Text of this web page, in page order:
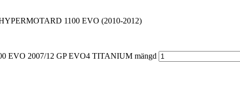
1100 EVO (2010-2012)
EVO 2007/12 GP EVO4 TITANIUM mängd